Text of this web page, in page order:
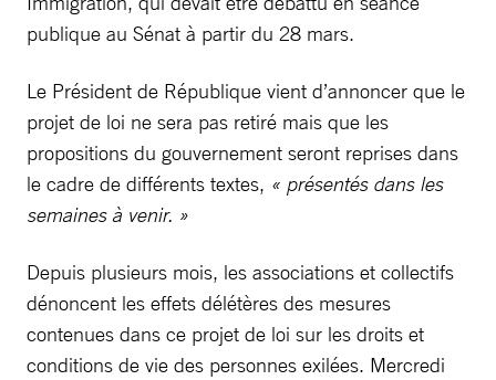
publique au Sénat à partir du 28 mars.
Le Président de République vient d’annoncer que le
projet de loi ne sera pas retiré mais que les
propositions du gouvernement seront reprises dans
le cadre de différents textes, « présentés dans les
semaines à venir. »
Depuis plusieurs mois, les associations et collectifs
dénoncent les effets délétères des mesures
contenues dans ce projet de loi sur les droits et
conditions de vie des personnes exilées. Mercredi